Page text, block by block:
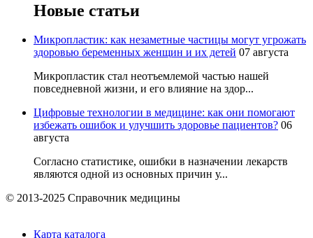
Новые статьи
Микропластик: как незаметные частицы могут угрожать
здоровью беременных женщин и их детей 07 августа
Микропластик стал неотъемлемой частью нашей
повседневной жизни, и его влияние на здор...
Цифровые технологии в медицине: как они помогают
избежать ошибок и улучшить здоровье пациентов? 06
августа
Согласно статистике, ошибки в назначении лекарств
являются одной из основных причин у...
© 2013-2025 Справочник медицины
Карта каталога